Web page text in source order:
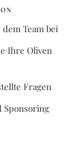
Team bei
Ihre Oliven
Fragen
Sponsoring